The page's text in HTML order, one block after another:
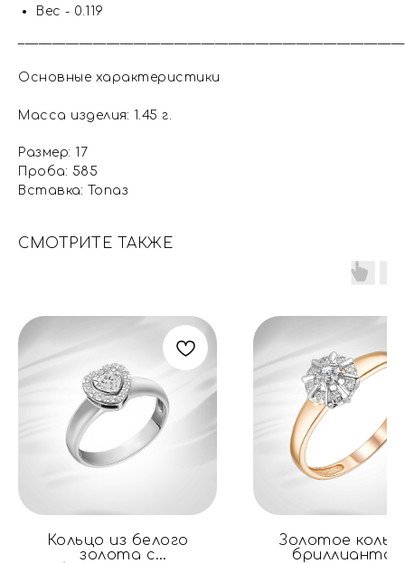
Вес - 0.119
Основные характеристики
Масса изделия: 1.45 г.
Размер: 17
Проба: 585
Вставка: Топаз
СМОТРИТЕ ТАКЖЕ
Кольцо из белого
золота с
Золотое